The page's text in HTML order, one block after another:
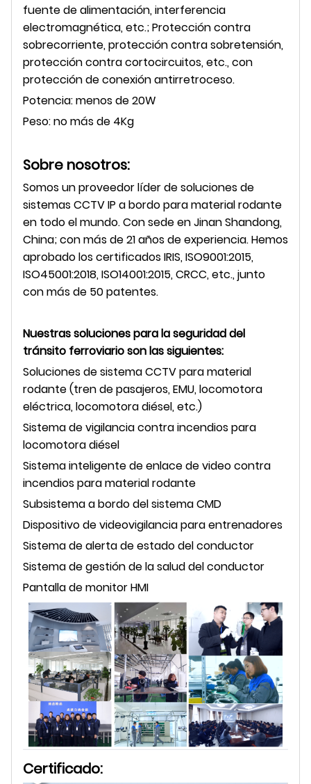
fuente de alimentación, interferencia
electromagnética, etc.; Protección contra
sobrecorriente, protección contra sobretensión,
protección contra cortocircuitos, etc., con
protección de conexión antirretroceso.
Potencia: menos de 20W
Peso: no más de 4Kg
Sobre nosotros:
Somos un proveedor líder de soluciones de
sistemas CCTV IP a bordo para material rodante
en todo el mundo. Con sede en Jinan Shandong,
China;con más de 21 años de experiencia. Hemos
aprobado los certificados IRIS, ISO9001:2015,
ISO45001:2018, ISO14001:2015, CRCC, etc., junto
con más de 50 patentes.
Nuestras soluciones para la seguridad del
tránsito ferroviario son las siguientes:
Soluciones de sistema CCTV para material
rodante (tren de pasajeros, EMU, locomotora
eléctrica, locomotora diésel, etc.)
Sistema de vigilancia contra incendios para
locomotora diésel
Sistema inteligente de enlace de video contra
incendios para material rodante
Subsistema a bordo del sistema CMD
Dispositivo de videovigilancia para entrenadores
Sistema de alerta de estado del conductor
Sistema de gestión de la salud del conductor
Pantalla de monitor HMI
Certificado: